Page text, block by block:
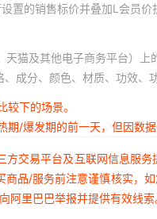
置的销售标价并叠加L会员价
猫及其他电子商务平台）上
成分、颜色、材质、功效、
较下的场景。
期/爆发期的前一天，但因数
方交易平台及互联网信息服
商品/服务前注意谨慎核实，
阿里巴巴举报并提供有效线索